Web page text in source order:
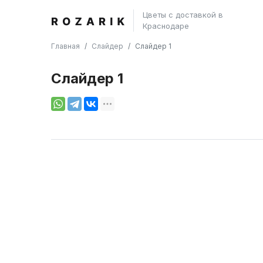
Цветы с доставкой в
Краснодаре
Главная Слайдер Слайдер 1
Слайдер 1